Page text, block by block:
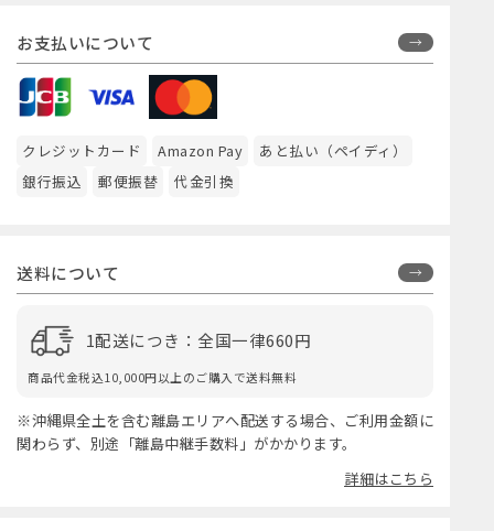
お支払いについて
クレジットカード Amazon Pay
あと払い（ペイディ）
銀行振込
郵便振替 代金引換
送料について
1配送につき：全国一律660円
商品代金税込10,000円以上のご購入で送料無料
※沖縄県全土を含む離島エリアへ配送する場合、ご利用金額に
関わらず、別途「離島中継手数料」がかかります。
詳細はこちら